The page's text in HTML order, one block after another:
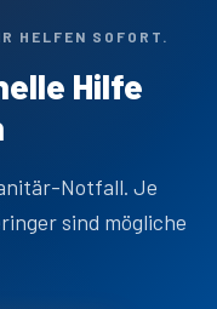
HELFEN SOFORT.
Hilfe
Notfall. Je
sind mögliche